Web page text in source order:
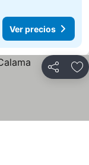
Ver precios
Compartir